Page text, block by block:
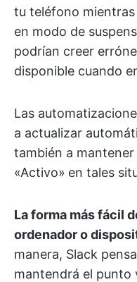
tu teléfono
en modo de
podrían creer
disponible cuando
Las
a actualizar
también a
«Activo» en tales
La forma más fácil
ordenador o
manera, Slack
mantendrá el punto